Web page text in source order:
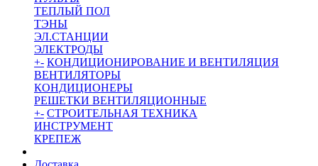
ТЕПЛЫЙ ПОЛ
ТЭНЫ
ЭЛ.СТАНЦИИ
ЭЛЕКТРОДЫ
+- КОНДИЦИОНИРОВАНИЕ И ВЕНТИЛЯЦИЯ
ВЕНТИЛЯТОРЫ
КОНДИЦИОНЕРЫ
РЕШЕТКИ ВЕНТИЛЯЦИОННЫЕ
+- СТРОИТЕЛЬНАЯ ТЕХНИКА
ИНСТРУМЕНТ
КРЕПЕЖ